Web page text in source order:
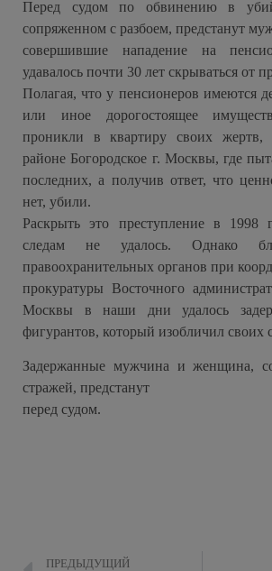
Перед судом по обвинению в
сопряженном с разбоем, предстанут
совершившие нападение на
удавалось почти 30 лет скрываться от
Полагая, что у пенсионеров имеются
или иное дорогостоящее
проникли в квартиру своих жертв,
районе Богородское г. Москвы, где
последних, а получив ответ, что
нет, убили.
Раскрыть это преступление в 1998
следам не удалось. Однако
правоохранительных органов при
прокуратуры Восточного
Москвы в наши дни удалось
фигурантов, который изобличил своих
Задержанные мужчина и женщина,
стражей, предстанут
перед судом.
ПРЕДЫДУЩИЙ